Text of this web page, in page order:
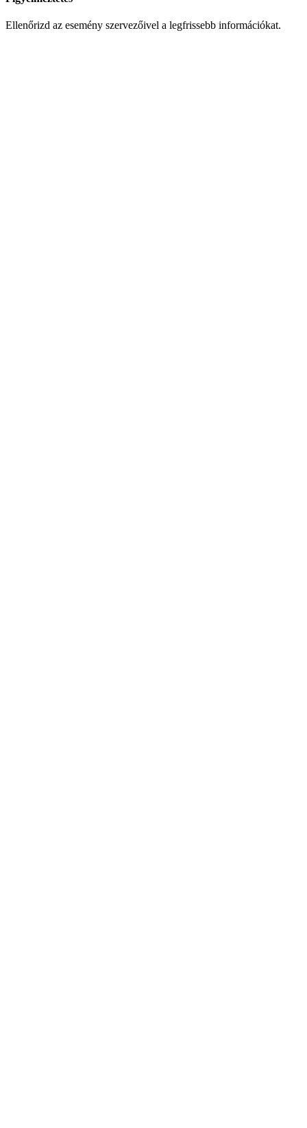
Ellenőrizd az esemény szervezőivel a legfrissebb információkat.